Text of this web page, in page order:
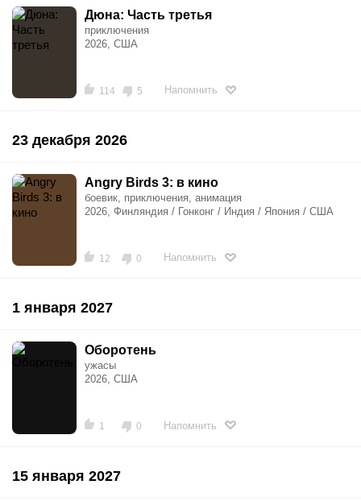
Дюна: Часть третья
приключения
2026, США
114 5 Напомнить
23 декабря 2026
Angry Birds 3: в кино
боевик, приключения, анимация
2026, Финляндия / Гонконг / Индия / Япония / США
12 0 Напомнить
1 января 2027
Оборотень
ужасы
2026, США
1 0 Напомнить
15 января 2027